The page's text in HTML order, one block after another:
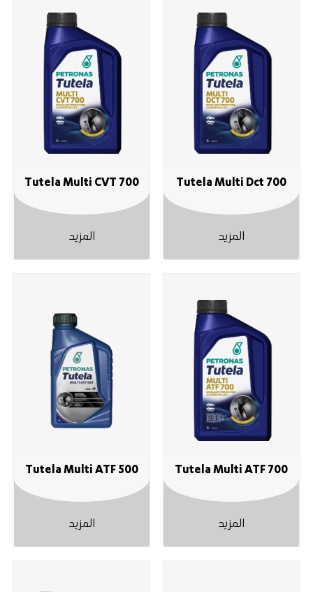
Tutela Multi Dct 700
المزيد
Tutela Multi CVT 700
المزيد
Tutela Multi ATF 700
المزيد
Tutela Multi ATF 500
المزيد